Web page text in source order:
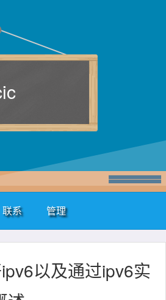
联系 管理
以及通过ipv6实